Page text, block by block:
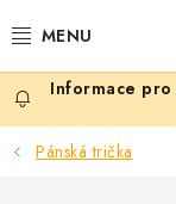
na
PRO ŽENY
PRO MUŽE
Pánská trička